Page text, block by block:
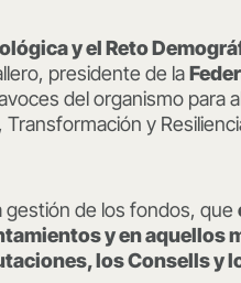
y el Reto
presidente de la
del organismo para
y
gestión de los fondos, que
y en aquellos
los Consells y